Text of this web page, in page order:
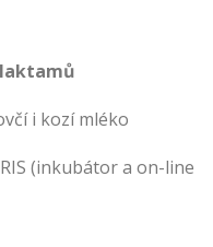
i kozí mléko
(inkubátor a on-line